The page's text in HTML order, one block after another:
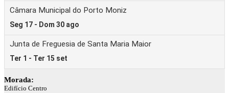
Morada:
Edifício Centro